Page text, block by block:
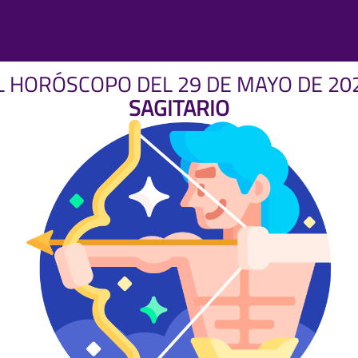
HORÓSCOPO DEL 29 DE MAYO DE
SAGITARIO